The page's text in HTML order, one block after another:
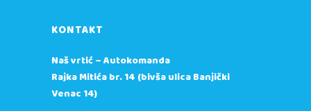
KONTAKT
Naš vrtić – Autokomanda
Rajka Mitića br. 14 (bivša ulica Banjički
Venac 14)